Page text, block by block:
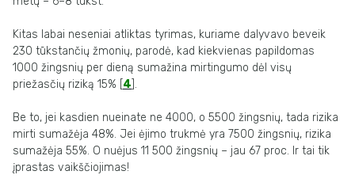
Kitas labai neseniai atliktas tyrimas, kuriame dalyvavo beveik
230 tūkstančių žmonių, parodė, kad kiekvienas papildomas
1000 žingsnių per dieną sumažina mirtingumo dėl visų
priežasčių riziką 15% [ 4 ].
Be to, jei kasdien nueinate ne 4000, o 5500 žingsnių, tada rizika
mirti sumažėja 48%. Jei ėjimo trukmė yra 7500 žingsnių, rizika
sumažėja 55%. O nuėjus 11 500 žingsnių – jau 67 proc. Ir tai tik
įprastas vaikščiojimas!